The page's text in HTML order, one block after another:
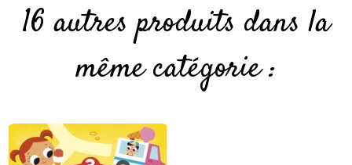
16 autres produits dans la
même catégorie :